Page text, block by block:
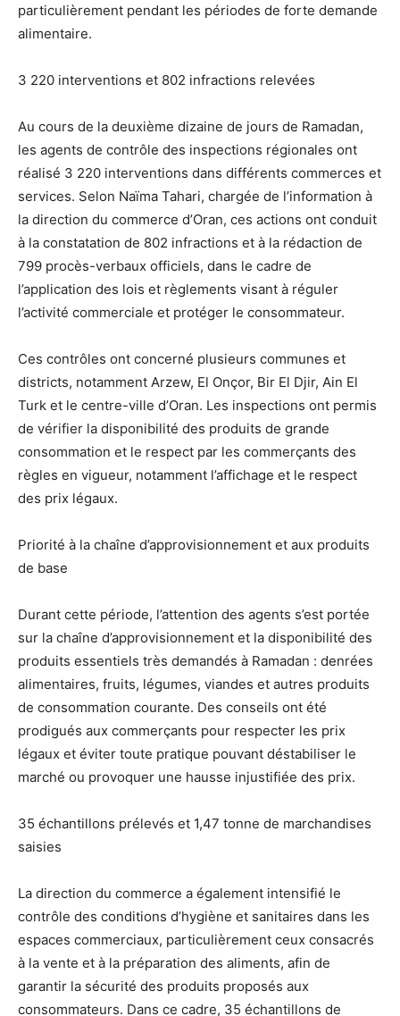
particulièrement pendant les périodes de forte demande
alimentaire.
3 220 interventions et 802 infractions relevées
Au cours de la deuxième dizaine de jours de Ramadan,
les agents de contrôle des inspections régionales ont
réalisé 3 220 interventions dans différents commerces et
services. Selon Naïma Tahari, chargée de l’information à
la direction du commerce d’Oran, ces actions ont conduit
à la constatation de 802 infractions et à la rédaction de
799 procès-verbaux officiels, dans le cadre de
l’application des lois et règlements visant à réguler
l’activité commerciale et protéger le consommateur.
Ces contrôles ont concerné plusieurs communes et
districts, notamment Arzew, El Onçor, Bir El Djir, Ain El
Turk et le centre-ville d’Oran. Les inspections ont permis
de vérifier la disponibilité des produits de grande
consommation et le respect par les commerçants des
règles en vigueur, notamment l’affichage et le respect
des prix légaux.
Priorité à la chaîne d’approvisionnement et aux produits
de base
Durant cette période, l’attention des agents s’est portée
sur la chaîne d’approvisionnement et la disponibilité des
produits essentiels très demandés à Ramadan : denrées
alimentaires, fruits, légumes, viandes et autres produits
de consommation courante. Des conseils ont été
prodigués aux commerçants pour respecter les prix
légaux et éviter toute pratique pouvant déstabiliser le
marché ou provoquer une hausse injustifiée des prix.
35 échantillons prélevés et 1,47 tonne de marchandises
saisies
La direction du commerce a également intensifié le
contrôle des conditions d’hygiène et sanitaires dans les
espaces commerciaux, particulièrement ceux consacrés
à la vente et à la préparation des aliments, afin de
garantir la sécurité des produits proposés aux
consommateurs. Dans ce cadre, 35 échantillons de